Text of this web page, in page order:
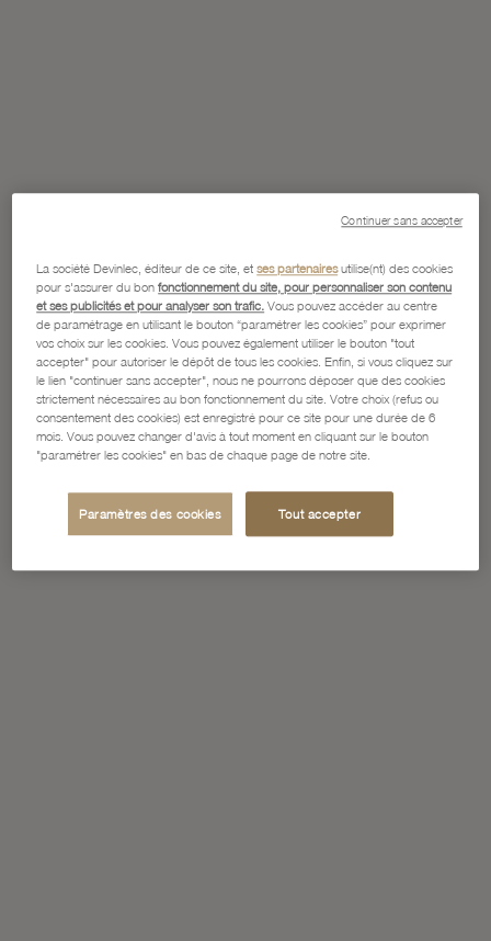
La société Devinlec, éditeur de ce site, etses partenairesutilise(nt) des cookies
pour s'assurer du bonfonctionnement du site, pour personnaliser son contenu
et ses publicités et pour analyser son trafic. Vous pouvez accéder au centre
de paramétrage en utilisant le bouton “paramétrer les cookies” pour exprimer
vos choix sur les cookies. Vous pouvez également utiliser le bouton "tout
accepter" pour autoriser le dépôt de tous les cookies. Enfin, si vous cliquez sur
le lien "continuer sans accepter", nous ne pourrons déposer que des cookies
strictement nécessaires au bon fonctionnement du site. Votre choix (refus ou
consentement des cookies) est enregistré pour ce site pour une durée de 6
mois. Vous pouvez changer d'avis à tout moment en cliquant sur le bouton
"paramétrer les cookies" en bas de chaque page de notre site.
Paramètres des cookies Tout accepter
Continuer sans accepter